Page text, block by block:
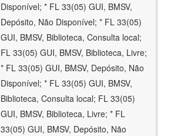
Disponível; * FL 33(05) GUI, BMSV,
Depósito, Não Disponível; * FL 33(05)
GUI, BMSV, Biblioteca, Consulta local;
FL 33(05) GUI, BMSV, Biblioteca, Livre;
* FL 33(05) GUI, BMSV, Depósito, Não
Disponível; * FL 33(05) GUI, BMSV,
Biblioteca, Consulta local; FL 33(05)
GUI, BMSV, Biblioteca, Livre; * FL
33(05) GUI, BMSV, Depósito, Não